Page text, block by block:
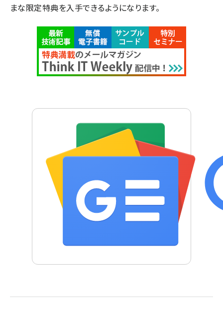
まな限定特典を入手できるようになります。